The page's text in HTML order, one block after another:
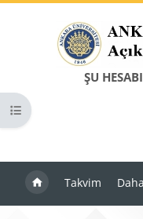
ŞU
Takvim
Kurs dizinini aç